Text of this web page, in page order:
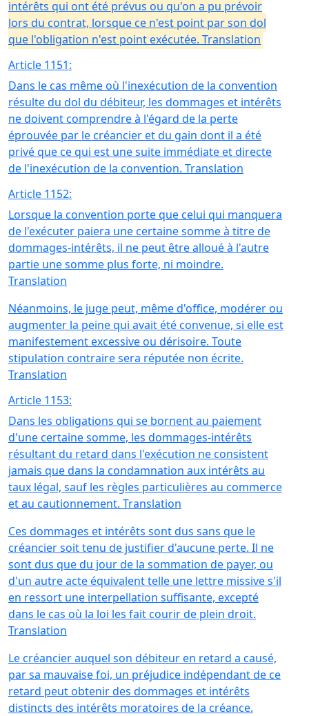
intérêts qui ont été prévus ou qu'on a pu prévoir
lors du contrat, lorsque ce n'est point par son dol
que l'obligation n'est point exécutée. Translation
Article 1151:
Dans le cas même où l'inexécution de la convention
résulte du dol du débiteur, les dommages et intérêts
ne doivent comprendre à l'égard de la perte
éprouvée par le créancier et du gain dont il a été
privé que ce qui est une suite immédiate et directe
de l'inexécution de la convention. Translation
Article 1152:
Lorsque la convention porte que celui qui manquera
de l'exécuter paiera une certaine somme à titre de
dommages-intérêts, il ne peut être alloué à l'autre
partie une somme plus forte, ni moindre.
Translation
Néanmoins, le juge peut, même d'office, modérer ou
augmenter la peine qui avait été convenue, si elle est
manifestement excessive ou dérisoire. Toute
stipulation contraire sera réputée non écrite.
Translation
Article 1153:
Dans les obligations qui se bornent au paiement
d'une certaine somme, les dommages-intérêts
résultant du retard dans l'exécution ne consistent
jamais que dans la condamnation aux intérêts au
taux légal, sauf les règles particulières au commerce
et au cautionnement. Translation
Ces dommages et intérêts sont dus sans que le
créancier soit tenu de justifier d'aucune perte. Il ne
sont dus que du jour de la sommation de payer, ou
d'un autre acte équivalent telle une lettre missive s'il
en ressort une interpellation suffisante, excepté
dans le cas où la loi les fait courir de plein droit.
Translation
Le créancier auquel son débiteur en retard a causé,
par sa mauvaise foi, un préjudice indépendant de ce
retard peut obtenir des dommages et intérêts
distincts des intérêts moratoires de la créance.